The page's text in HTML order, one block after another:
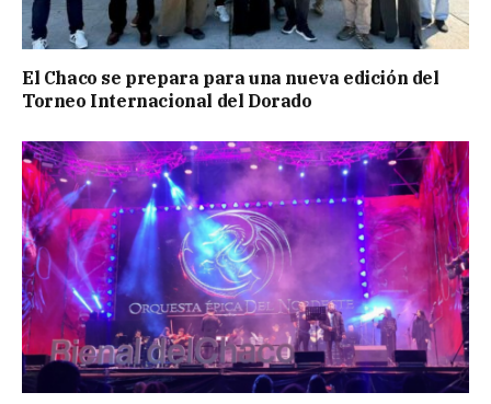
El Chaco se prepara para una nueva edición del
Torneo Internacional del Dorado